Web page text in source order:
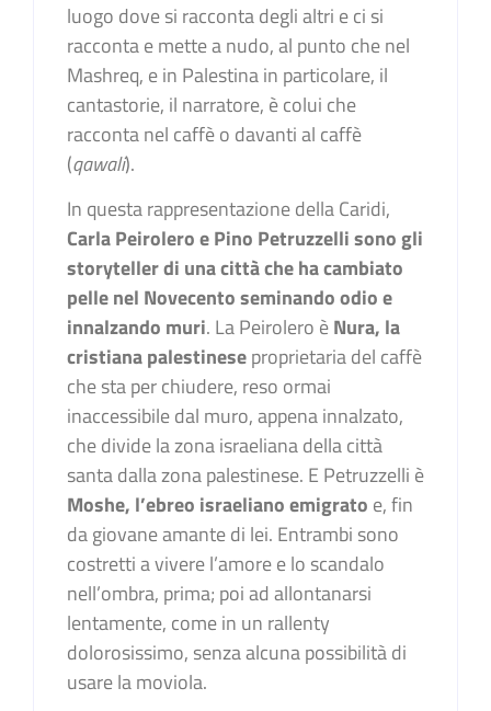
luogo dove si racconta degli altri e ci si
racconta e mette a nudo, al punto che nel
Mashreq, e in Palestina in particolare, il
cantastorie, il narratore, è colui che
racconta nel caffè o davanti al caffè
(qawali).
In questa rappresentazione della Caridi,
Carla Peirolero e Pino Petruzzelli sono gli
storyteller di una città che ha cambiato
pelle nel Novecento seminando odio e
innalzando muri. La Peirolero èNura, la
cristiana palestineseproprietaria del caffè
che sta per chiudere, reso ormai
inaccessibile dal muro, appena innalzato,
che divide la zona israeliana della città
santa dalla zona palestinese. E Petruzzelli è
Moshe, l’ebreo israeliano emigrato e, fin
da giovane amante di lei. Entrambi sono
costretti a vivere l’amore e lo scandalo
nell’ombra, prima; poi ad allontanarsi
lentamente, come in un rallenty
dolorosissimo, senza alcuna possibilità di
usare la moviola.